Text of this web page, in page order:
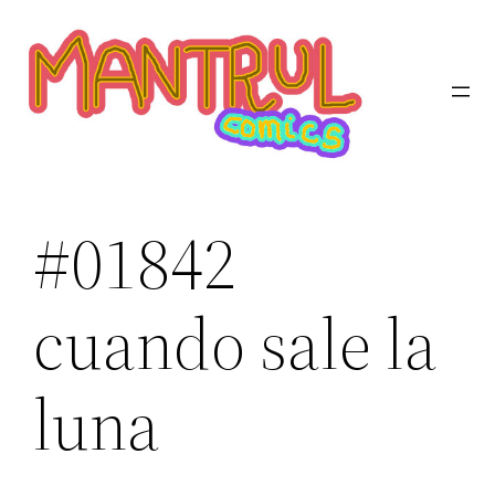
contenido
#01842
cuando sale la
luna